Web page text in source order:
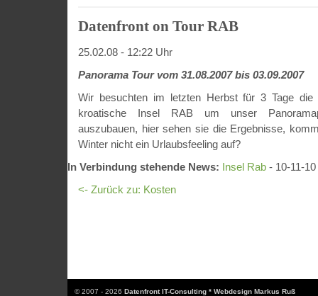
Datenfront on Tour RAB
25.02.08 - 12:22 Uhr
Panorama Tour vom 31.08.2007 bis 03.09.2007
Wir besuchten im letzten Herbst für 3 Tage die
kroatische Insel RAB um unser
auszubauen, hier sehen sie die Ergebnisse,
Winter nicht ein Urlaubsfeeling auf?
In Verbindung stehende News: Insel Rab - 10-11-
<- Zurück zu: Kosten
© 2007 - 2026 Datenfront IT-Consulting * Webdesign Markus Ruß